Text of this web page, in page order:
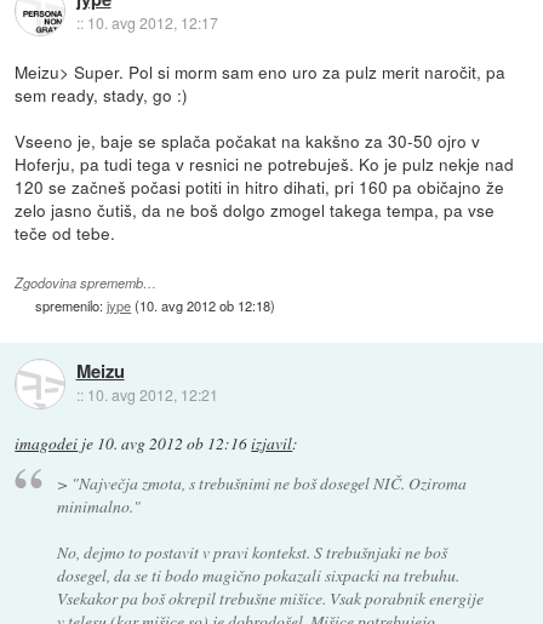
:: 10. avg 2012, 12:17
Meizu> Super. Pol si morm sam eno uro za pulz merit naročit, pa
sem ready, stady, go :)
Vseeno je, baje se splača počakat na kakšno za 30-50 ojro v
Hoferju, pa tudi tega v resnici ne potrebuješ. Ko je pulz nekje nad
120 se začneš počasi potiti in hitro dihati, pri 160 pa običajno že
zelo jasno čutiš, da ne boš dolgo zmogel takega tempa, pa vse
teče od tebe.
Zgodovina sprememb…
spremenilo:jype(10. avg 2012 ob 12:18)
Meizu
:: 10. avg 2012, 12:21
imagodei je 10. avg 2012 ob 12:16izjavil:
> "Največja zmota, s trebušnimi ne boš dosegel NIČ. Oziroma
minimalno."
No, dejmo to postavit v pravi kontekst. S trebušnjaki ne boš
dosegel, da se ti bodo magično pokazali sixpacki na trebuhu.
Vsekakor pa boš okrepil trebušne mišice. Vsak porabnik energije